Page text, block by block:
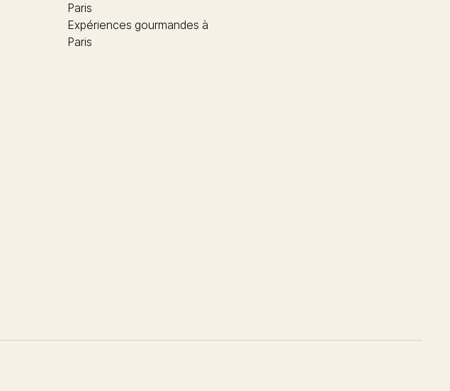
Paris
Expériences gourmandes à
Paris